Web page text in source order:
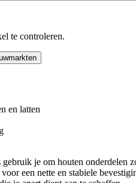
te controleren.
en latten
je om houten onderdelen
een nette en stabiele